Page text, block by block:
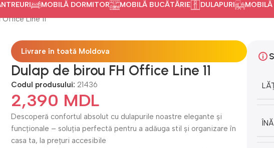
MOBILĂ DORMITOR MOBILĂ BUCĂTĂRIE DULAPURI MOBILĂ
Line 11
Livrare în toată Moldova
Dulap de birou FH Office Line 11
Codul produsului: 21436
2,390 MDL
Descoperă confortul absolut cu dulapurile noastre elegante și
funcționale – soluția perfectă pentru a adăuga stil și organizare în
casa ta, la prețuri accesibile